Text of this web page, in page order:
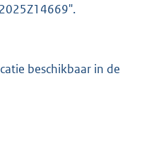
o
: beschikbaar in de